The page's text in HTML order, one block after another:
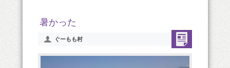
暑かった
ぐーもも村